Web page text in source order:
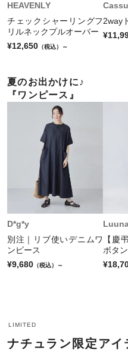
も
も
も
HEAVENLY
チェックシャーリングフ
リルネックプルオーバー
¥12,650 （税込）～
2way
夏のお出かけに♪
『ワンピース』
D*g*y
別注｜リブ使いデニムワ
ンピース
¥9,680 （税込）～
【慶
ボタ
LIMITED
ナチュラン限定アイ